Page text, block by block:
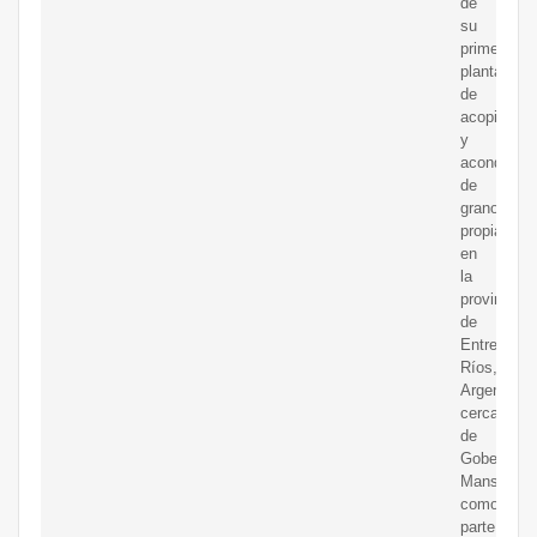
su
primera
planta
de
acopio
y
de
granos
propia
en
la
provincia
de
Entre
Ríos,
Argentina,
cerca
de
Mansilla,
como
parte